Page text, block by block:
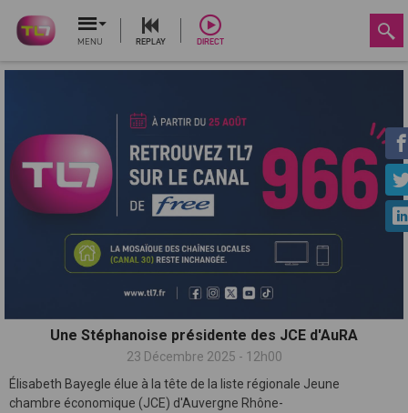
MENU REPLAY DIRECT
Une Stéphanoise présidente des JCE d'AuRA
23 Décembre 2025 - 12h00
Élisabeth Bayegle élue à la tête de la liste régionale Jeune
chambre économique (JCE) d'Auvergne Rhône-